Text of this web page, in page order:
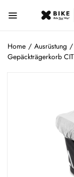
Home / Ausrüstung /
Gepäckträgerkorb